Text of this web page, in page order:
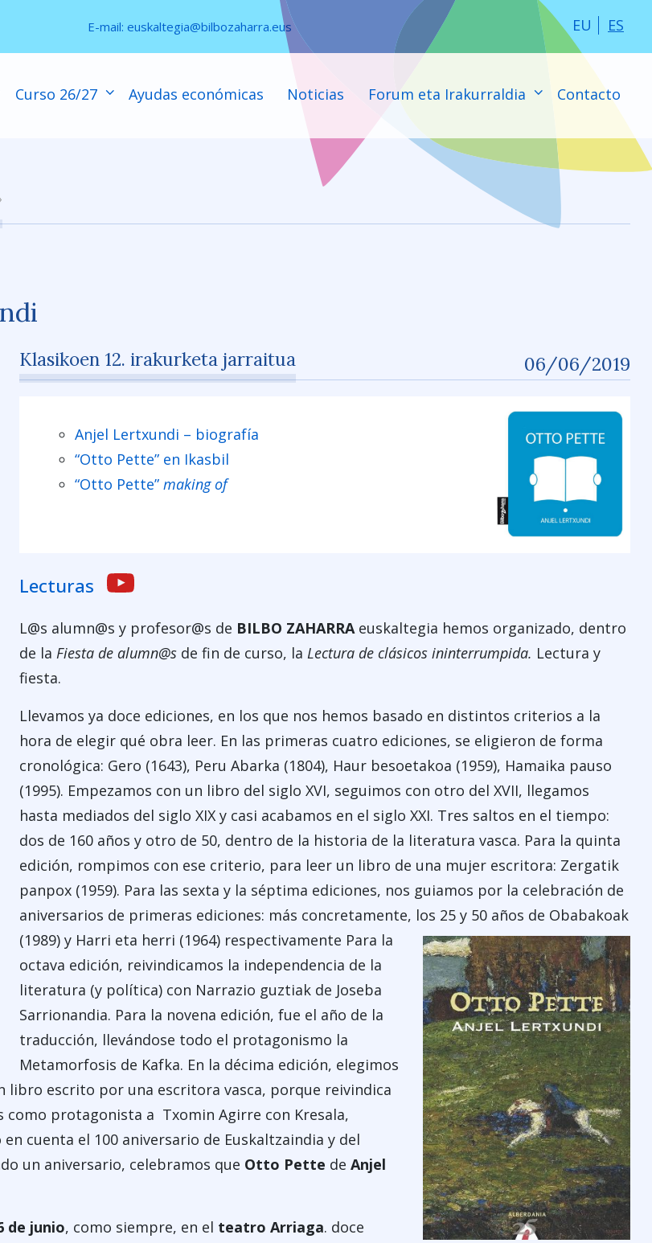
E-mail: euskaltegia@bilbozaharra.eus EU ES
Curso 26/27 Ayudas económicas Noticias Forum eta Irakurraldia Contacto
Klasikoen 12. irakurketa jarraitua 06/06/2019
Anjel Lertxundi – biografía
“Otto Pette” en Ikasbil
“Otto Pette” making of
Lecturas
L@s alumn@s y profesor@s de BILBO ZAHARRAeuskaltegia hemos organizado, dentro
de la Fiesta de alumn@s de fin de curso, la Lectura de clásicos ininterrumpida. Lectura y
fiesta.
Llevamos ya doce ediciones, en los que nos hemos basado en distintos criterios a la
hora de elegir qué obra leer. En las primeras cuatro ediciones, se eligieron de forma
cronológica: Gero (1643), Peru Abarka (1804), Haur besoetakoa (1959), Hamaika pauso
(1995). Empezamos con un libro del siglo XVI, seguimos con otro del XVII, llegamos
hasta mediados del siglo XIX y casi acabamos en el siglo XXI. Tres saltos en el tiempo:
dos de 160 años y otro de 50, dentro de la historia de la literatura vasca. Para la quinta
edición, rompimos con ese criterio, para leer un libro de una mujer escritora: Zergatik
panpox (1959). Para las sexta y la séptima ediciones, nos guiamos por la celebración de
aniversarios de primeras ediciones: más concretamente, los 25 y 50 años de Obabakoak
(1989) y Harri eta herri (1964) respectivamente Para la
octava edición, reivindicamos la independencia de la
literatura (y política) con Narrazio guztiak de Joseba
Sarrionandia. Para la novena edición, fue el año de la
traducción, llevándose todo el protagonismo la
Metamorfosis de Kafka. En la décima edición, elegimos
libro escrito por una escritora vasca, porque reivindica
protagonista a Txomin Agirre con Kresala,
cuenta el 100 aniversario de Euskaltzaindia y del
un aniversario, celebramos que Otto Pette de Anjel
de junio, como siempre, en el teatro Arriaga. doce